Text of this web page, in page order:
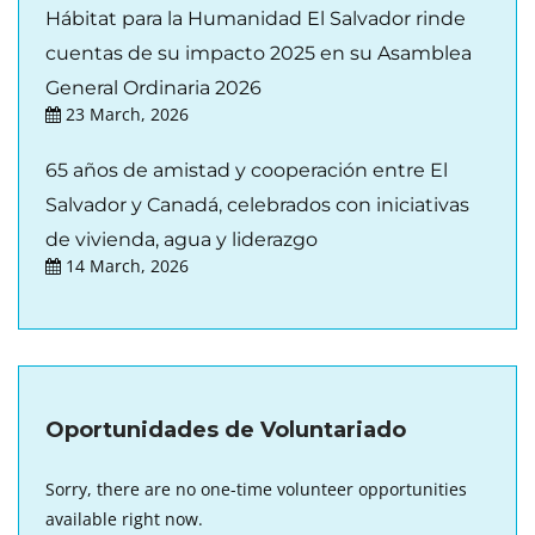
Hábitat para la Humanidad El Salvador rinde
cuentas de su impacto 2025 en su Asamblea
General Ordinaria 2026
23 March, 2026
65 años de amistad y cooperación entre El
Salvador y Canadá, celebrados con iniciativas
de vivienda, agua y liderazgo
14 March, 2026
Oportunidades de Voluntariado
Sorry, there are no one-time volunteer opportunities
available right now.